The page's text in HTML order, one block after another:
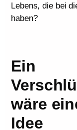
Lebens, die bei
haben?
Ein
wäre
Idee